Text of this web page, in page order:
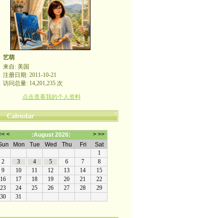
艺萌
来自: 美国
注册日期: 2011-10-21
访问总量: 14,201,235 次
点击查看我的个人资料
Calendar